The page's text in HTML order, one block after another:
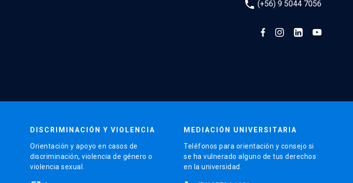
phone (+56) 9 5044 7056
DISCRIMINACIÓN Y VIOLENCIA
Orientación y apoyo en casos de
discriminación, violencia de género o
violencia sexual.
MEDIACIÓN UNIVERSITARIA
Teléfonos para orientación y consejo si
se ha vulnerado alguno de tus derechos
en la universidad.